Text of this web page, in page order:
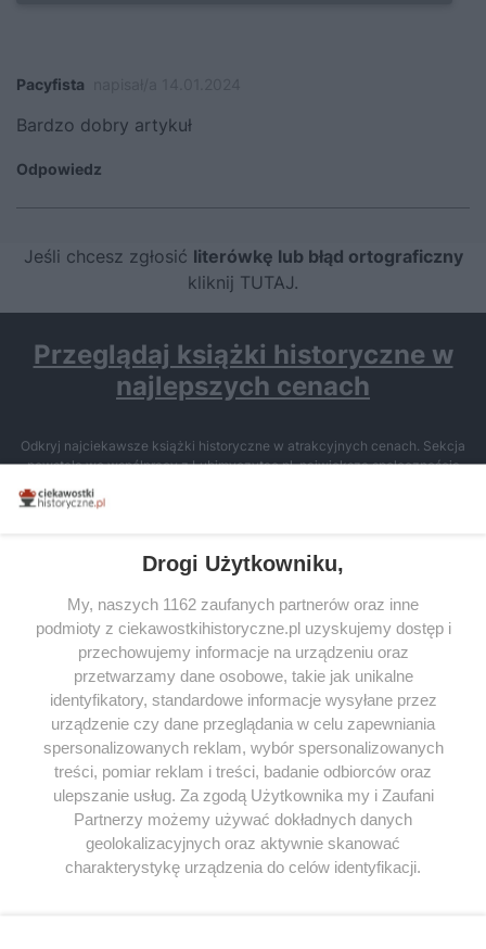
Pacyfista
Bardzo dobry artykuł
Odpowiedz
Jeśli chcesz zgłosić literówkę lub błąd ortograficzny
kliknij TUTAJ.
Przeglądaj książki historyczne w
najlepszych cenach
Odkryj najciekawsze książki historyczne w atrakcyjnych cenach. Sekcja
powstała we współpracy z Lubimyczytac.pl, największą społecznością
tytułów najwyżej ocenianych przez czytelników.
SERWIS
SPOŁECZNOŚĆ
WSPÓŁPRACA
KONTAKT
ODWIEDŹ RÓWNIEŻ:
Drogi Użytkowniku,
My, naszych 1162 zaufanych partnerów oraz inne
podmioty z ciekawostkihistoryczne.pl uzyskujemy dostęp i
przechowujemy informacje na urządzeniu oraz
przetwarzamy dane osobowe, takie jak unikalne
identyfikatory, standardowe informacje wysyłane przez
urządzenie czy dane przeglądania w celu zapewniania
spersonalizowanych reklam, wybór spersonalizowanych
treści, pomiar reklam i treści, badanie odbiorców oraz
ulepszanie usług. Za zgodą Użytkownika my i Zaufani
Partnerzy możemy używać dokładnych danych
geolokalizacyjnych oraz aktywnie skanować
charakterystykę urządzenia do celów identyfikacji.